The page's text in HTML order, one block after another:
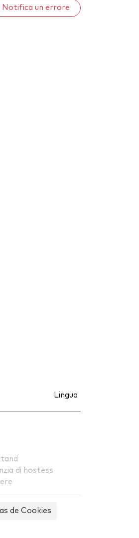
Notifica un errore
Lingua
di hostess
de Cookies